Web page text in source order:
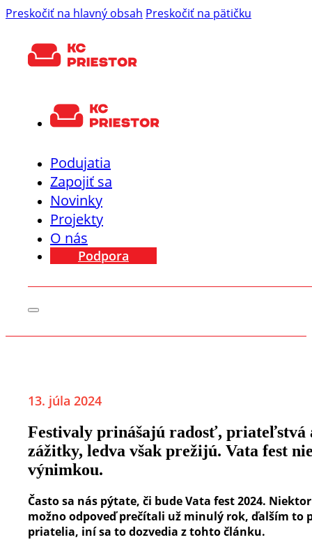
Preskočiť na hlavný obsah Preskočiť na pätičku
Podujatia
Zapojiť sa
Novinky
Projekty
O nás
Podpora
13. júla 2024
Festivaly prinášajú radosť, priateľstvá
zážitky, ledva však prežijú. Vata fest
výnimkou.
Často sa nás pýtate, či bude Vata fest 2024.
možno odpoveď prečítali už minulý rok, ďalším to
priatelia, iní sa to dozvedia z tohto článku.